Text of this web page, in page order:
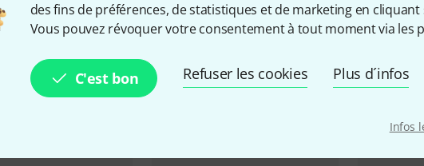
des fins de préférences, de statistiques et de marketing en
Vous pouvez révoquer votre consentement à tout moment via les
C'est bon Refuser les cookies Plus d´infos
Infos